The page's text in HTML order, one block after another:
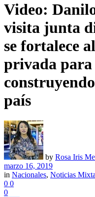
Video:
visita junta
se fortalece
privada para
país
by Rosa Iris
marzo 16, 2019
in Nacionales, Noticias
0 0
0